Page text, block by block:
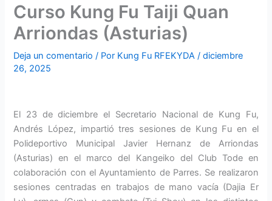
Curso Kung Fu Taiji Quan
Arriondas (Asturias)
Deja un comentario / Por Kung Fu RFEKYDA/diciembre
26, 2025
El 23 de diciembre el Secretario Nacional de Kung Fu,
Andrés López, impartió tres sesiones de Kung Fu en el
Polideportivo Municipal Javier Hernanz de Arriondas
(Asturias) en el marco del Kangeiko del Club Tode en
colaboración con el Ayuntamiento de Parres. Se realizaron
sesiones centradas en trabajos de mano vacía (Dajia Er